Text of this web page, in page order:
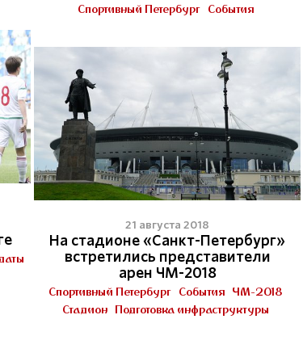
Спортивный Петербург События
21 августа 2018
На стадионе «Санкт-Петербург»
встретились представители
арен ЧМ-2018
Спортивный Петербург События ЧМ-2018
Стадион Подготовка инфраструктуры